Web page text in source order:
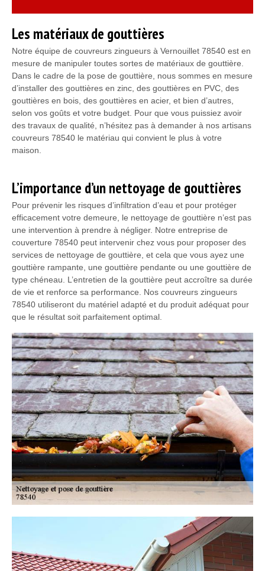
Les matériaux de gouttières
Notre équipe de couvreurs zingueurs à Vernouillet 78540 est en
mesure de manipuler toutes sortes de matériaux de gouttière.
Dans le cadre de la pose de gouttière, nous sommes en mesure
d’installer des gouttières en zinc, des gouttières en PVC, des
gouttières en bois, des gouttières en acier, et bien d’autres,
selon vos goûts et votre budget. Pour que vous puissiez avoir
des travaux de qualité, n’hésitez pas à demander à nos artisans
couvreurs 78540 le matériau qui convient le plus à votre
maison.
L’importance d’un nettoyage de gouttières
Pour prévenir les risques d’infiltration d’eau et pour protéger
efficacement votre demeure, le nettoyage de gouttière n’est pas
une intervention à prendre à négliger. Notre entreprise de
couverture 78540 peut intervenir chez vous pour proposer des
services de nettoyage de gouttière, et cela que vous ayez une
gouttière rampante, une gouttière pendante ou une gouttière de
type chéneau. L’entretien de la gouttière peut accroître sa durée
de vie et renforce sa performance. Nos couvreurs zingueurs
78540 utiliseront du matériel adapté et du produit adéquat pour
que le résultat soit parfaitement optimal.